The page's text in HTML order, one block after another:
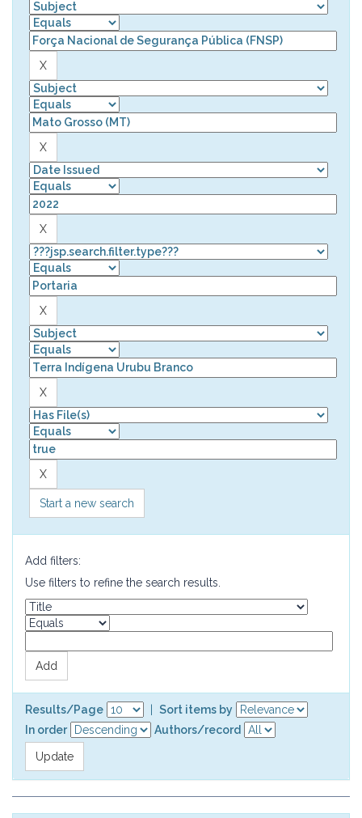
Start a new search
Add filters:
Use filters to refine the search results.
Results/Page
Sort items by
In order
Authors/record